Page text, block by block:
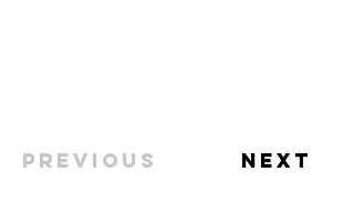
Previous Next